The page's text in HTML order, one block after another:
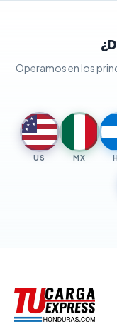
Operamos en los
★ ★
★ ★
★
US MX